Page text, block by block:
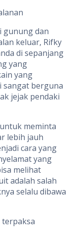
gunung dan
keluar, Rifky
di sepanjang
yang
yang
sangat berguna
jejak pendaki
meminta
lebih jauh
cara yang
yang
melihat
adalah salah
selalu dibawa